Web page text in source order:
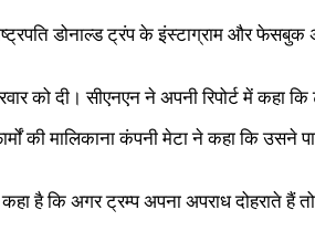
डोनाल्ड ट्रंप के इंस्टाग्राम और
को दी। सीएनएन ने अपनी रिपोर्ट में
की मालिकाना कंपनी मेटा ने कहा कि
है कि अगर ट्रम्प अपना अपराध दोहराते